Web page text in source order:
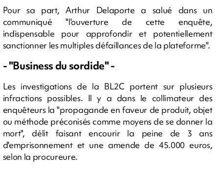
Pour sa part, Arthur Delaporte a salué dans un
communiqué "l'ouverture de cette enquête,
indispensable pour approfondir et potentiellement
sanctionner les multiples défaillances de la plateforme".
- "Business du sordide" -
Les investigations de la BL2C portent sur plusieurs
infractions possibles. Il y a dans le collimateur des
enquêteurs la "propagande en faveur de produit, objet
ou méthode préconisés comme moyens de se donner la
mort", délit faisant encourir la peine de 3 ans
d'emprisonnement et une amende de 45.000 euros,
selon la procureure.